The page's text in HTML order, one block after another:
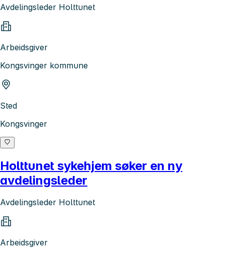
Avdelingsleder Holttunet
Arbeidsgiver
Kongsvinger kommune
Sted
Kongsvinger
Holttunet sykehjem søker en ny
avdelingsleder
Avdelingsleder Holttunet
Arbeidsgiver